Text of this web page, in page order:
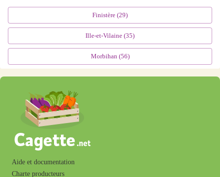
Finistère (29)
Ille-et-Vilaine (35)
Morbihan (56)
Aide et documentation
Charte producteurs